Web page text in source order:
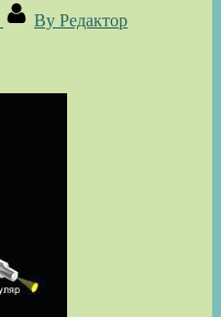
By Редактор